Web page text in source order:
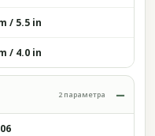
/ 5.5 in
/ 4.0 in
2 параметра